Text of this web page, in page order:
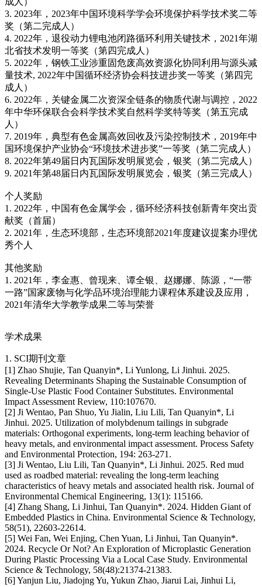
3. 2023年，2023年中国环境科学学会环境保护科学技术奖二等
奖（第二完成人）
4. 2022年，退役动力锂电池闭路循环利用关键技术，2021年湖
北省技术发明一等奖（第四完成人）
5. 2022年，钢铁工业涉重固危废高效资源化协同利用与源头减
量技术, 2022年中国循环经济协会科技进步奖一等奖（第四完
成人）
6. 2022年，关键金属二次资深全链条的物质代谢与调控，2022
年中华环保联合会科学技术奖自然科学奖特等奖（第五完成
人）
7. 2019年，典型有色金属高效回收及污染控制技术，2019年中
国环境保护产业协会“环境技术进步奖”一等奖（第二完成人）
8. 2022年第49届日内瓦国际发明展览会，银奖（第二完成人）
9. 2021年第48届日内瓦国际发明展览会，银奖（第三完成人）
个人奖励
1. 2022年，中国有色金属学会，循环经济科技创新青年突出贡
献奖（首届）
2. 2021年，生态环境部，生态环境部2021年度建议提案办理优
秀个人
其他奖励
1. 2021年，李金惠、曾现来、谭全银、赵娜娜、陈源，“一带
一路”国家废物与化学品环境治理能力课程体系建设及应用，
2021年清华大学教学成果二等与荣誉
学术成果
1. SCI期刊文章
[1] Zhao Shujie, Tan Quanyin*, Li Yunlong, Li Jinhui. 2025.
Revealing Determinants Shaping the Sustainable Consumption of
Single-Use Plastic Food Container Substitutes. Environmental
Impact Assessment Review, 110:107670.
[2] Ji Wentao, Pan Shuo, Yu Jialin, Liu Lili, Tan Quanyin*, Li
Jinhui. 2025. Utilization of molybdenum tailings in subgrade
materials: Orthogonal experiments, long-term leaching behavior of
heavy metals, and environmental impact assessment. Process Safety
and Environmental Protection, 194: 263-271.
[3] Ji Wentao, Liu Lili, Tan Quanyin*, Li Jinhui. 2025. Red mud
used as roadbed material: revealing the long-term leaching
characteristics of heavy metals and associated health risk. Journal of
Environmental Chemical Engineering, 13(1): 115166.
[4] Zhang Shang, Li Jinhui, Tan Quanyin*. 2024. Hidden Giant of
Embedded Plastics in China. Environmental Science & Technology,
58(51), 22603-22614.
[5] Wei Fan, Wei Enjing, Chen Yuan, Li Jinhui, Tan Quanyin*.
2024. Recycle Or Not? An Exploration of Microplastic Generation
During Plastic Processing Via a Local Case Study. Environmental
Science & Technology, 58(48):21374-21383.
[6] Yanjun Liu, Jiadojng Yu, Yukun Zhao, Jiarui Lai, Jinhui Li,